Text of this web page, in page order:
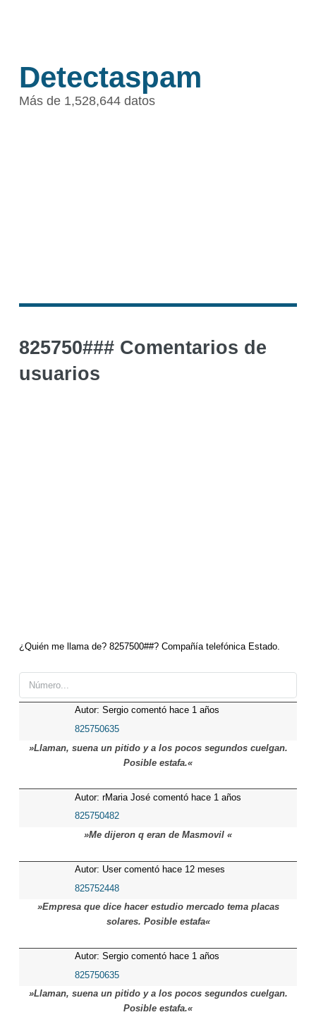
Detectaspam
Más de 1,528,644 datos
825750### Comentarios de
usuarios
¿Quién me llama de? 8257500##? Compañía telefónica Estado.
Autor: Sergio comentó hace 1 años
825750635
»Llaman, suena un pitido y a los pocos segundos cuelgan.
Posible estafa.«
Autor: rMaria José comentó hace 1 años
825750482
»Me dijeron q eran de Masmovil «
Autor: User comentó hace 12 meses
825752448
»Empresa que dice hacer estudio mercado tema placas
solares. Posible estafa«
Autor: Sergio comentó hace 1 años
825750635
»Llaman, suena un pitido y a los pocos segundos cuelgan.
Posible estafa.«